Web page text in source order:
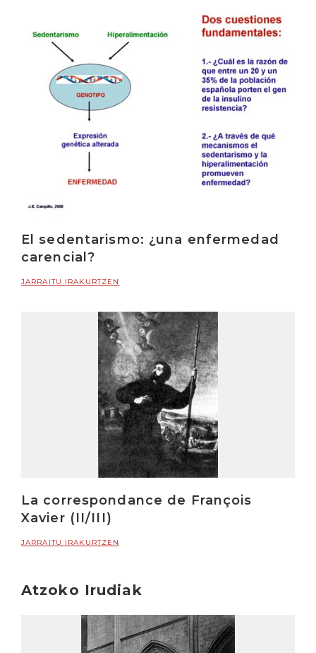
El sedentarismo: ¿una enfermedad
carencial?
JARRAITU IRAKURTZEN
La correspondance de François
Xavier (II/III)
JARRAITU IRAKURTZEN
Atzoko Irudiak